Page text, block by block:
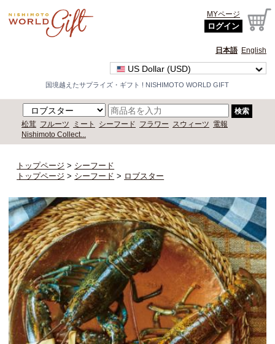
日本語 English
US Dollar (USD)
国境越えたサプライズ・ギフト ! NISHIMOTO WORLD GIFT
検索
松茸 フルーツ ミート シーフード フラワー スウィーツ
電報
Nishimoto Collect...
MYページ
ログイン
トップページ > シーフード
トップページ > シーフード > ロブスター